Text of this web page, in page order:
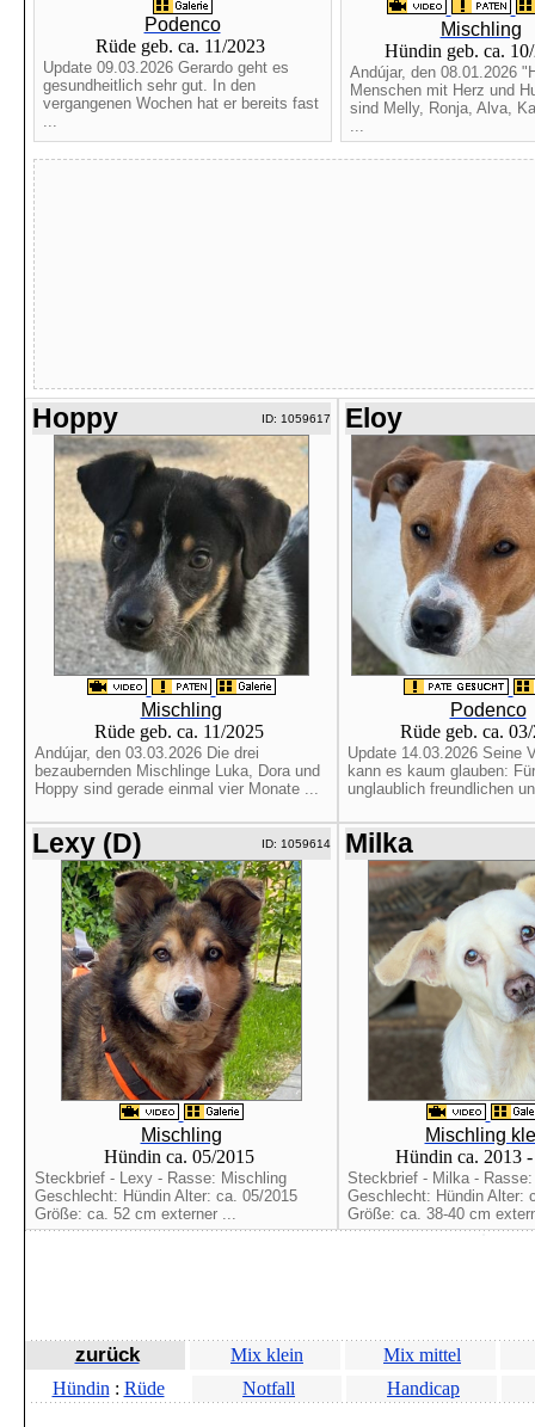
Podenco
Rüde geb. ca. 11/2023
Update 09.03.2026 Gerardo geht es
gesundheitlich sehr gut. In den
vergangenen Wochen hat er bereits fast
...
Mischling
Hündin geb. ca.
Andújar, den 08.01.2026
Menschen mit Herz und
sind Melly, Ronja, Alva,
...
Hoppy ID: 1059617
Mischling
Rüde geb. ca. 11/2025
Andújar, den 03.03.2026 Die drei
bezaubernden Mischlinge Luka, Dora und
Hoppy sind gerade einmal vier Monate ...
Eloy
Podenco
Rüde geb. ca.
Update 14.03.2026 Seine
kann es kaum glauben:
unglaublich freundlichen
Lexy (D) ID: 1059614
Mischling
Hündin ca. 05/2015
Steckbrief - Lexy - Rasse: Mischling
Geschlecht: Hündin Alter: ca. 05/2015
Größe: ca. 52 cm externer ...
Milka
Mischling
Hündin ca. 2013
Steckbrief - Milka -
Geschlecht: Hündin Alter:
Größe: ca. 38-40 cm
zurück Mix klein
Mix mittel
Hündin : Rüde Notfall Handicap